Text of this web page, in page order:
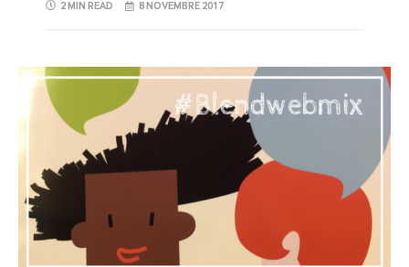
2 MIN READ 8 NOVEMBRE 2017